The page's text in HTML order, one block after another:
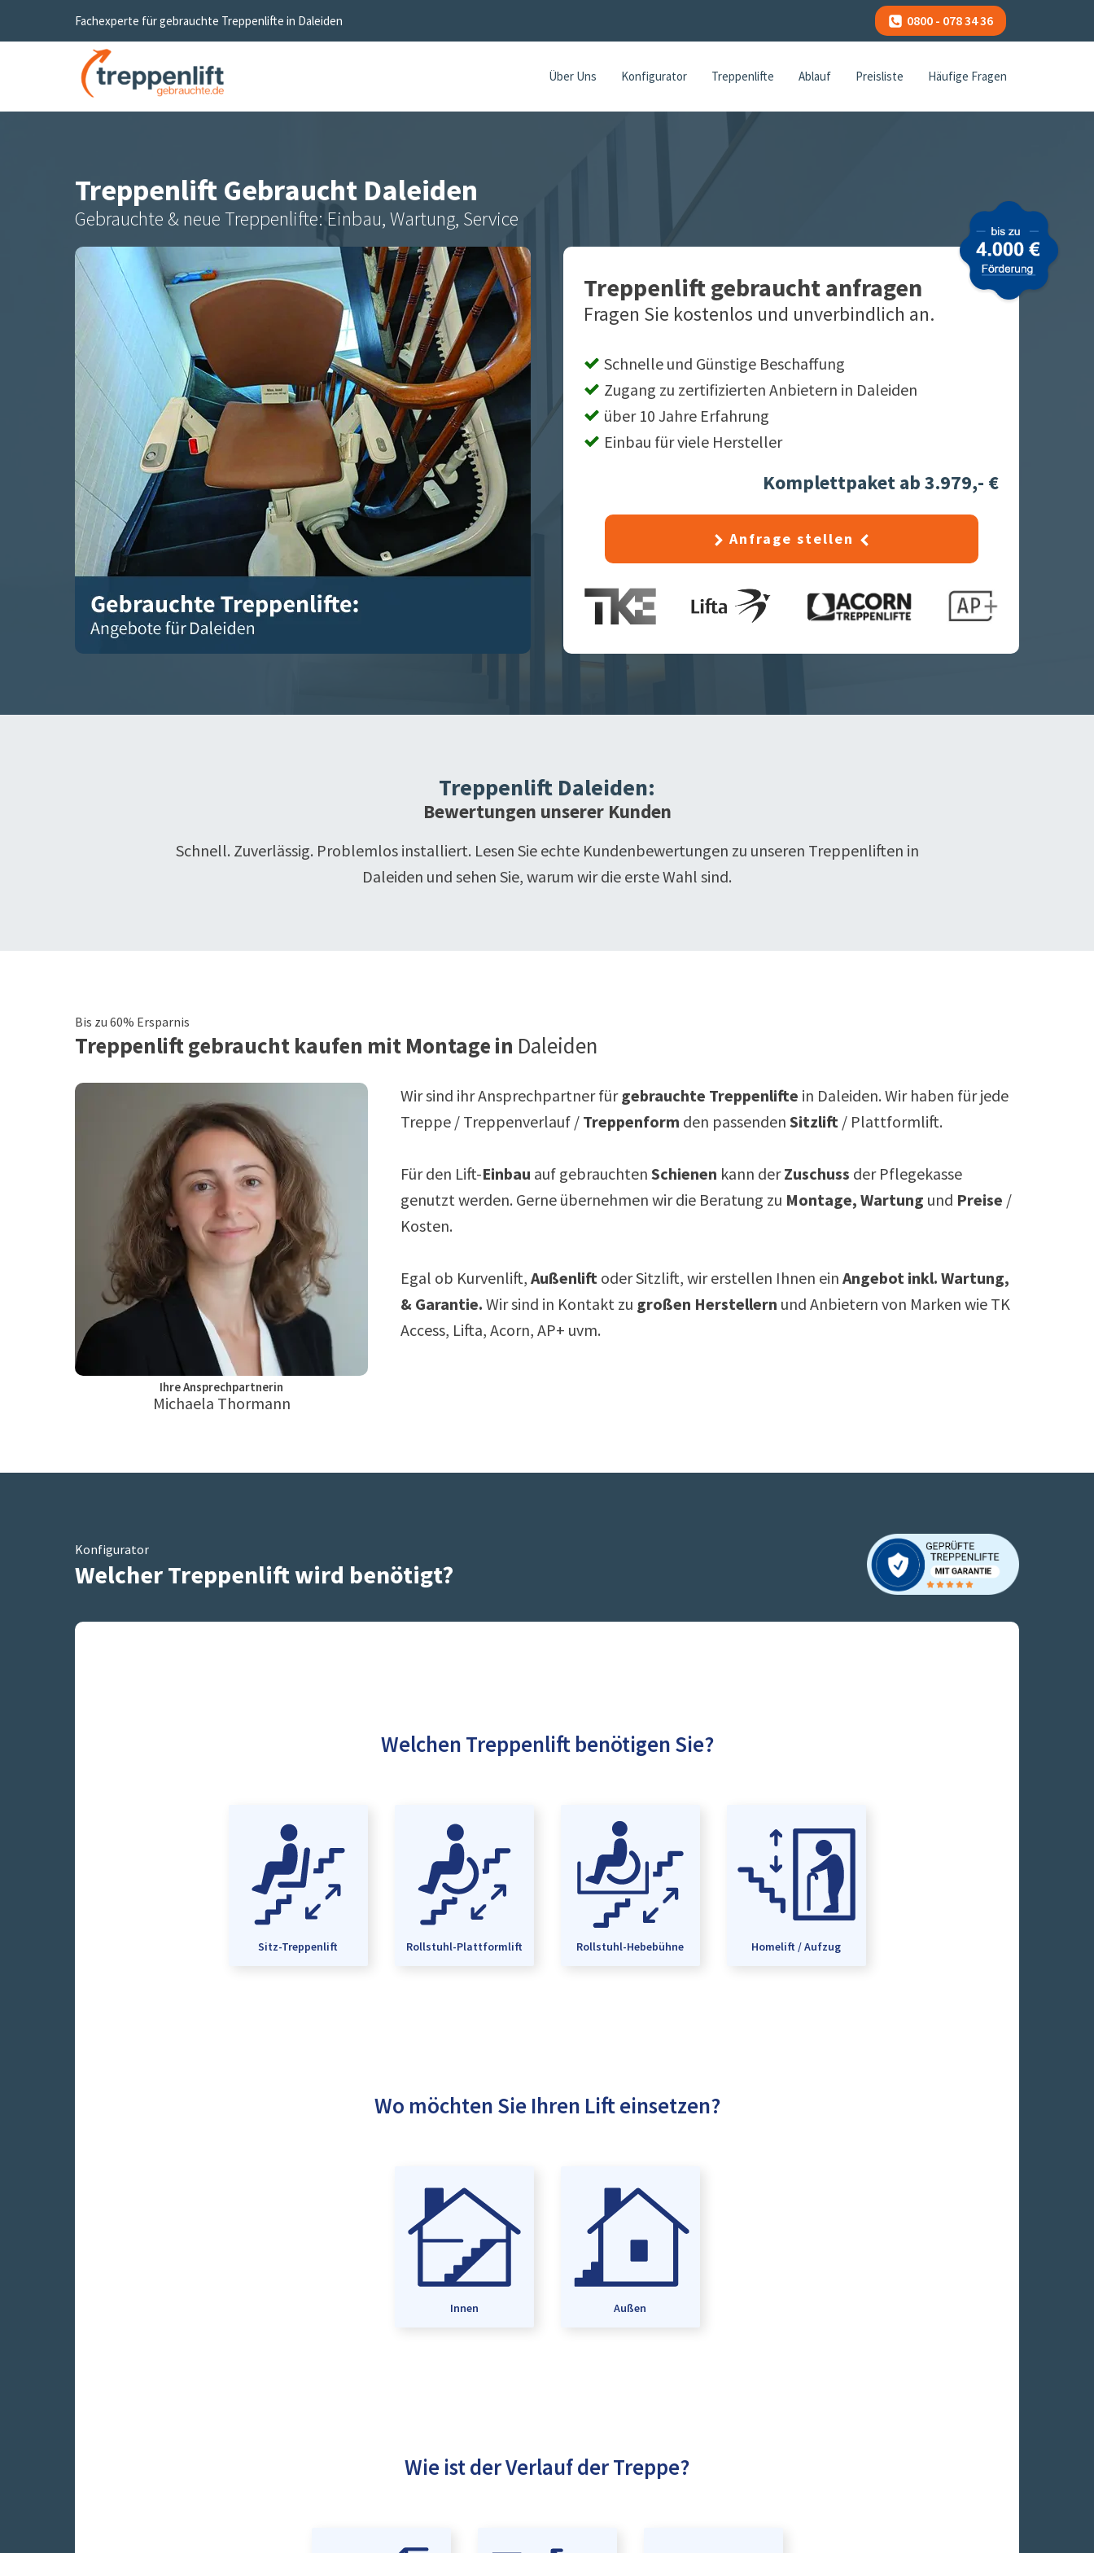
Fachexperte für gebrauchte Treppenlifte in Daleiden 0800 - 078 34 36
Über Uns Konfigurator Treppenlifte Ablauf Preisliste Häufige Fragen
Treppenlift Gebraucht Daleiden
Gebrauchte & neue Treppenlifte: Einbau, Wartung, Service
Treppenlift gebraucht anfragen
Fragen Sie kostenlos und unverbindlich an.
Schnelle und Günstige Beschaffung
Zugang zu zertifizierten Anbietern in Daleiden
über 10 Jahre Erfahrung
Einbau für viele Hersteller
Komplettpaket ab 3.979,- €
Anfrage stellen
Treppenlift Daleiden:
Bewertungen unserer Kunden
Schnell. Zuverlässig. Problemlos installiert. Lesen Sie echte Kundenbewertungen zu unseren Treppenliften in
Daleiden und sehen Sie, warum wir die erste Wahl sind.
Bis zu 60% Ersparnis
Treppenliftgebraucht kaufen mit Montage in Daleiden
Ihre Ansprechpartnerin
Michaela Thormann
Wir sind ihr Ansprechpartner fürgebrauchte Treppenlifte in Daleiden. Wir haben für jede
Treppe / Treppenverlauf / Treppenform den passenden Sitzlift / Plattformlift.
Für den Lift-Einbau auf gebrauchten Schienen kann derZuschuss der Pflegekasse
genutzt werden. Gerne übernehmen wir die Beratung zu Montage, Wartung und Preise /
Kosten.
Egal ob Kurvenlift, Außenlift oder Sitzlift, wir erstellen Ihnen ein Angebot inkl. Wartung,
& Garantie. Wir sind in Kontakt zu großen Herstellern und Anbietern von Marken wie TK
Access, Lifta, Acorn, AP+ uvm.
Konfigurator
Welcher Treppenlift wird benötigt?
Welchen Treppenlift benötigen Sie?
Sitz-Treppenlift Rollstuhl-Plattformlift Rollstuhl-Hebebühne Homelift / Aufzug
Wo möchten Sie Ihren Lift einsetzen?
Innen Außen
Wie ist der Verlauf der Treppe?